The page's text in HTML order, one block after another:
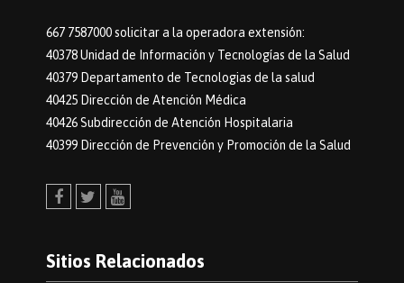
667 7587000 solicitar a la operadora extensión:
40378 Unidad de Información y Tecnologías de la Salud
40379 Departamento de Tecnologias de la salud
40425 Dirección de Atención Médica
40426 Subdirección de Atención Hospitalaria
40399 Dirección de Prevención y Promoción de la Salud
Sitios Relacionados